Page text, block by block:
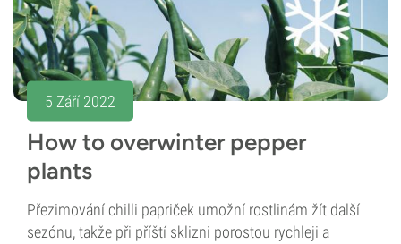
5 Září 2022
How to overwinter pepper
plants
Přezimování chilli papriček umožní rostlinám žít další
sezónu, takže při příští sklizni porostou rychleji a